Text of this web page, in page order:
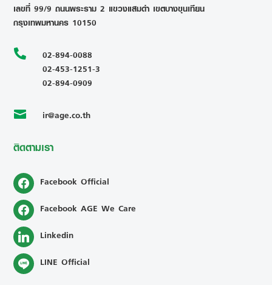
เลขที่ 99/9 ถนนพระราม 2 แขวงแสมดำ เขตบางขุนเทียน
กรุงเทพมหานคร 10150

02-894-0088
02-453-1251-3
02-894-0909
 ir@age.co.th
ติดตามเรา
Facebook Official
Facebook AGE We Care
Linkedin
LINE Official